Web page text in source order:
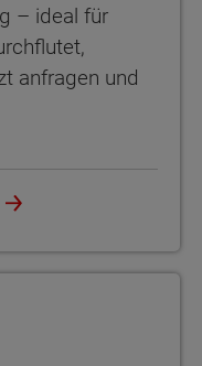
– ideal für
anfragen und